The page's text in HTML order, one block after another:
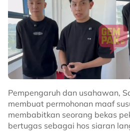
Pempengaruh dan usahawan,
membuat permohonan maaf
membabitkan seorang bekas
bertugas sebagai hos siaran